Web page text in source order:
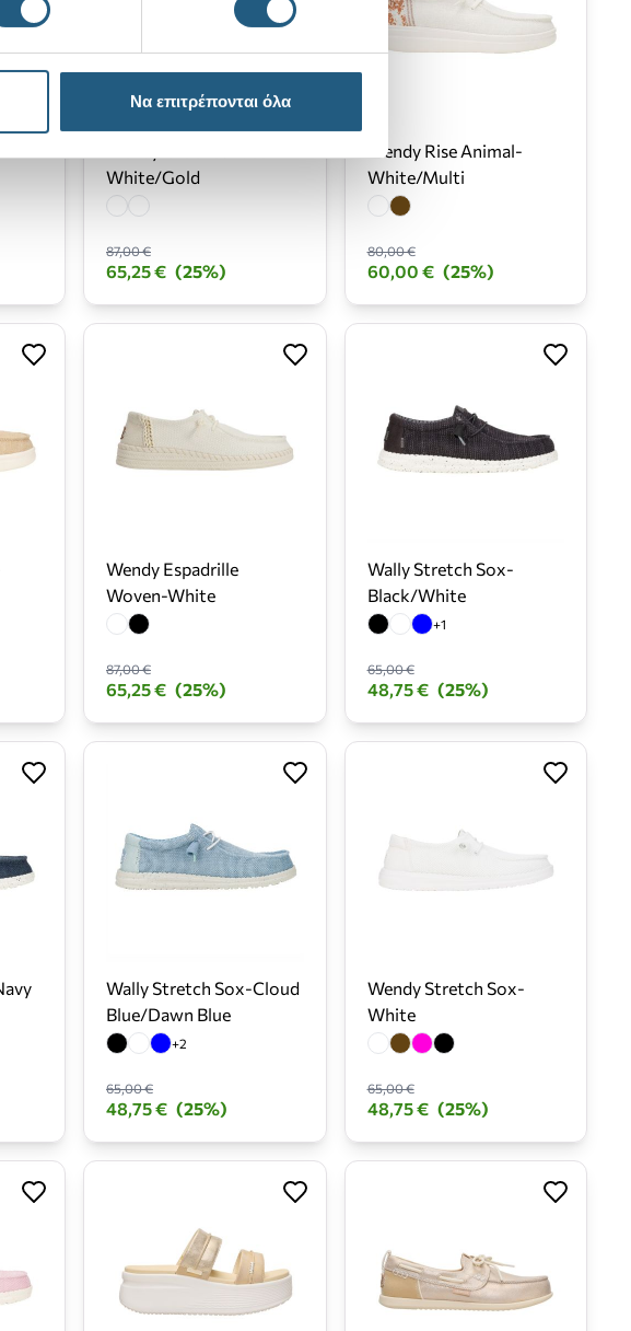
Να επιτρέπονται όλα
White/Gold
87,00 €
65,25 € (25%)
Wendy Rise Animal-
White/Multi
80,00 €
60,00 € (25%)
Wendy Espadrille
Woven-White
87,00 €
65,25 € (25%)
Wally Stretch Sox-
Black/White
+1
65,00 €
48,75 € (25%)
Wally Stretch Sox-Cloud
Blue/Dawn Blue
+2
65,00 €
48,75 € (25%)
Wendy Stretch Sox-
White
65,00 €
48,75 € (25%)